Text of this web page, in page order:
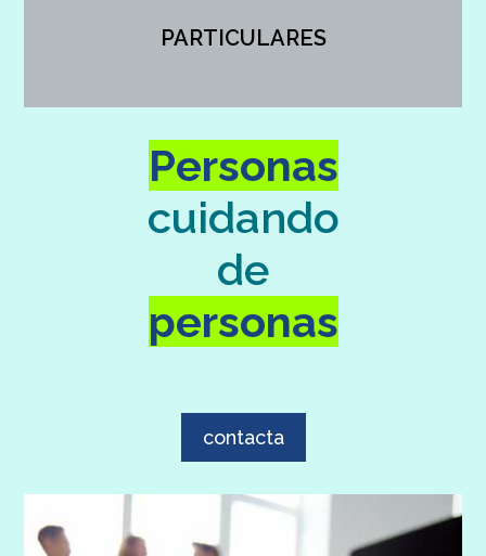
PARTICULARES
Personas
cuidando
de
personas
contacta